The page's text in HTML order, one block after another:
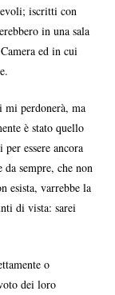
iscritti con
in una sala
ed in cui
mi perdonerà, ma
è stato quello
essere ancora
sempre, che non
esista, varrebbe la
di vista: sarei
o
dei loro